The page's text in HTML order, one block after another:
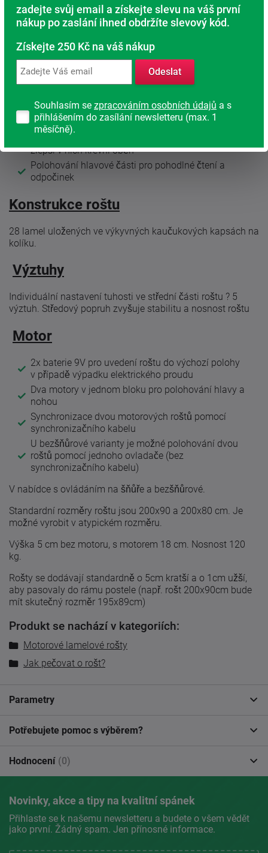
Postelový rošt s motorovým polohováním pro pohodlné
polohování bez nutnosti vstávat z lůžka.
na matraci.
Polohování
Lamelový rošt s polohováním pomocí motoru. Polohování
má mnoho výhod:
Polohování nožní části uleví unaveným nohám a
zlepší v nich krevní oběh
Polohování hlavové části pro pohodlné čtení a
odpočinek
Konstrukce roštu
28 lamel uložených ve výkyvných kaučukových kapsách na
kolíku.
Výztuhy
Individuální nastavení tuhosti ve střední části roštu ? 5
výztuh. Středový popruh zvyšuje stabilitu a nosnost roštu
Motor
2x baterie 9V pro uvedení roštu do výchozí polohy
v případě výpadku elektrického proudu
Dva motory v jednom bloku pro polohování hlavy a
nohou
Synchronizace dvou motorových roštů pomocí
synchronizačního kabelu
U bezšňůrové varianty je možné polohování dvou
roštů pomocí jednoho ovladače (bez
synchronizačního kabelu)
V nabídce s ovládáním na šňůře a bezšňůrové.
Standardní rozměry roštu jsou 200x90 a 200x80 cm. Je
možné vyrobit v atypickém rozměru.
Výška 5 cm bez motoru, s motorem 18 cm. Nosnost 120
kg.
Rošty se dodávají standardně o 5cm kratší a o 1cm užší,
aby pasovaly do rámu postele (např. rošt 200x90cm bude
mít skutečný rozměr 195x89cm)
Produkt se nachází v kategoriích:
Motorové lamelové rošty
Jak pečovat o rošt?
Parametry
Potřebujete pomoc s výběrem?
Hodnocení (0)
Novinky, akce a tipy na kvalitní spánek
Přihlaste se k našemu newsletteru a budete o všem vědět
jako první. Žádný spam. Jen přínosné informace.
zadejte svůj email a získejte slevu na váš první
nákup po zaslání ihned obdržíte slevový kód.
Získejte 250 Kč na váš nákup
Odeslat
Souhlasím se zpracováním osobních údajů a s
přihlášením do zasílání newsletteru (max. 1
měsíčně).